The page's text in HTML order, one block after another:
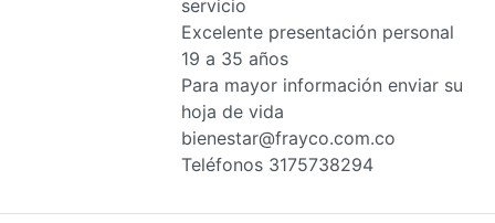
servicio
Excelente presentación personal
19 a 35 años
Para mayor información enviar su
hoja de vida
bienestar@frayco.com.co
Teléfonos 3175738294